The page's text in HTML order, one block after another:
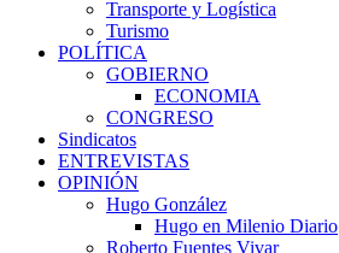
Transporte y Logística
Turismo
POLÍTICA
GOBIERNO
ECONOMIA
CONGRESO
Sindicatos
ENTREVISTAS
OPINIÓN
Hugo González
Hugo en Milenio Diario
Roberto Fuentes Vivar